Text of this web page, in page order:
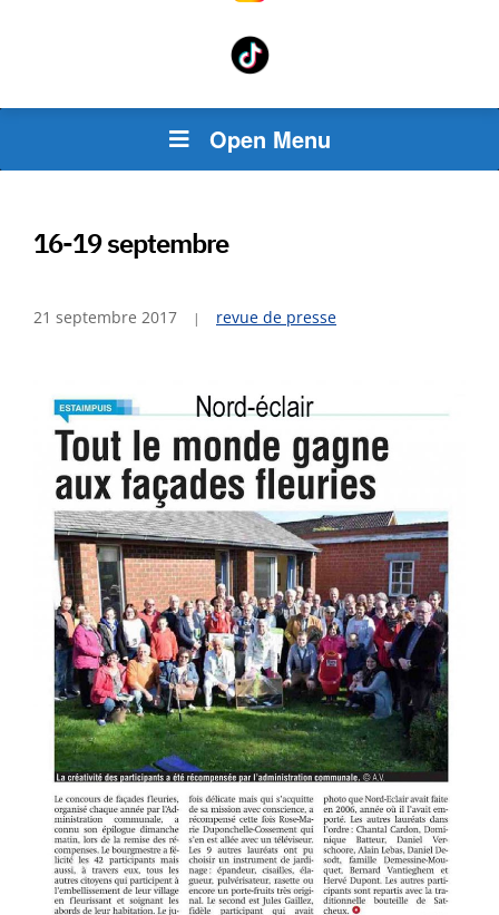
Open Menu
16-19 septembre
21 septembre 2017 revue de presse